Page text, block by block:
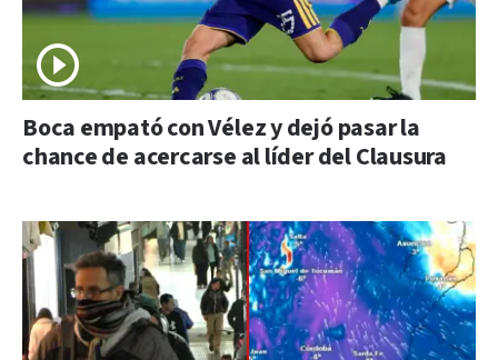
Boca empató con Vélez y dejó pasar la
chance de acercarse al líder del Clausura